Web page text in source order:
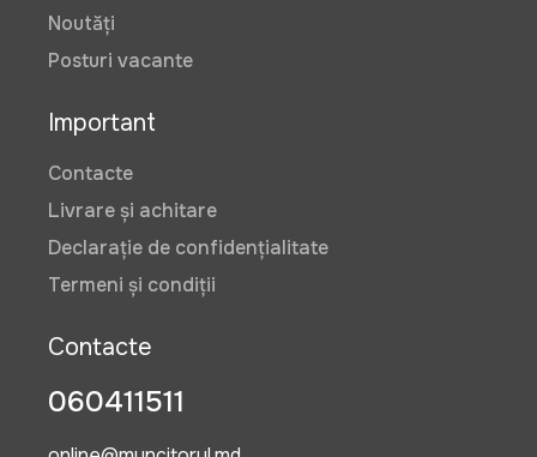
Noutăți
Posturi vacante
Important
Contacte
Livrare și achitare
Declarație de confidențialitate
Termeni și condiții
Contacte
060411511